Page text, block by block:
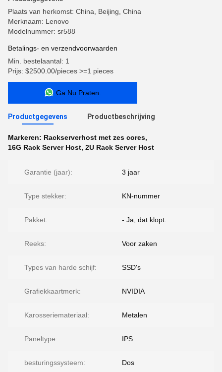
Plaats van herkomst: China, Beijing, China
Merknaam: Lenovo
Modelnummer: sr588
Betalings- en verzendvoorwaarden
Min. bestelaantal: 1
Prijs: $2500.00/pieces >=1 pieces
Ga Nu Praten.
Productgegevens Productbeschrijving
Markeren: Rackserverhost met zes cores,
16G Rack Server Host, 2U Rack Server Host
Garantie (jaar): 3 jaar
Type stekker: KN-nummer
Pakket: - Ja, dat klopt.
Reeks: Voor zaken
Types van harde schijf: SSD's
Grafiekkaartmerk: NVIDIA
Karosseriemateriaal: Metalen
Paneltype: IPS
besturingssysteem: Dos